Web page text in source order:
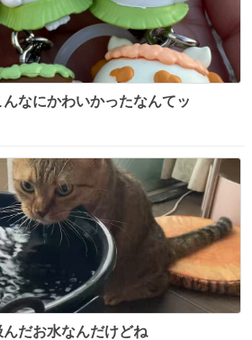
なにかわいかったなんてッ
だお水なんだけどね